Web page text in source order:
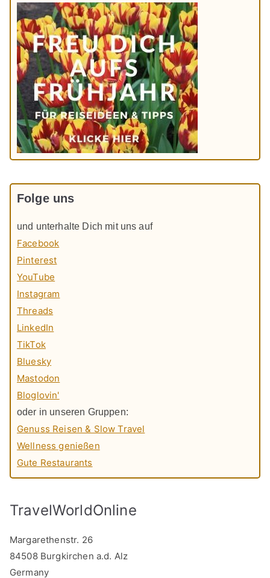
Folge uns
und unterhalte Dich mit uns auf
Facebook
Pinterest
YouTube
Instagram
Threads
LinkedIn
TikTok
Bluesky
Mastodon
Bloglovin'
oder in unseren Gruppen:
Genuss Reisen & Slow Travel
Wellness genießen
Gute Restaurants
TravelWorldOnline
Margarethenstr. 26
84508 Burgkirchen a.d. Alz
Germany